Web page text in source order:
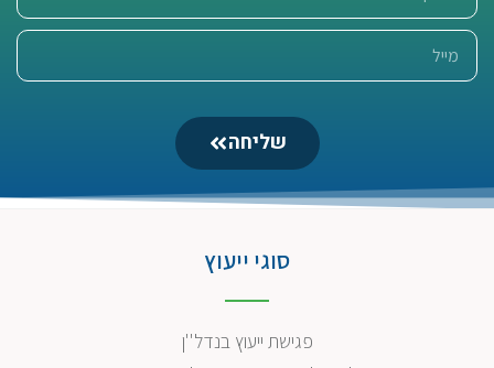
שליחה
סוגי ייעוץ
פגישת ייעוץ בנדל''ן